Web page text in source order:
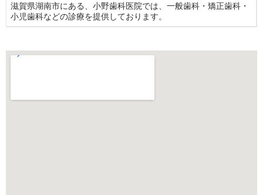
滋賀県湖南市にある、小野歯科医院では、一般歯科・矯正歯科・
小児歯科などの診療を提供しております。